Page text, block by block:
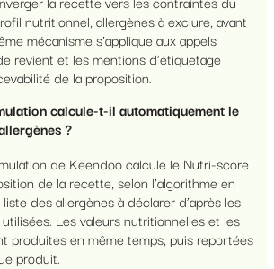
nutritionnel, allergènes à exclure, avant
mécanisme s’applique aux appels
revient et les mentions d’étiquetage
de la proposition.
calcule-t-il automatiquement le
?
de Keendoo calcule le Nutri-score
de la recette, selon l’algorithme en
des allergènes à déclarer d’après les
Les valeurs nutritionnelles et les
produites en même temps, puis reportées
produit.